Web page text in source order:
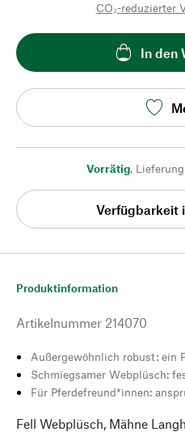
CO₂-reduzierter
In den
Vorrätig,
Verfügbarkeit
Produktinformation
Artikelnummer 214070
Außergewöhnlich robust: ein
Schmiegsamer Webplüsch:
Für Pferdefreund*innen:
Fell Webplüsch, Mähne